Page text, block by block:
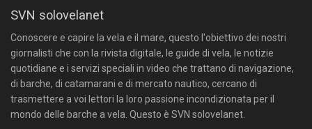
SVN solovelanet
Conoscere e capire la vela e il mare, questo l'obiettivo dei nostri
giornalisti che con la rivista digitale, le guide di vela, le notizie
quotidiane e i servizi speciali in video che trattano di navigazione,
di barche, di catamarani e di mercato nautico, cercano di
trasmettere a voi lettori la loro passione incondizionata per il
mondo delle barche a vela. Questo è SVN solovelanet.